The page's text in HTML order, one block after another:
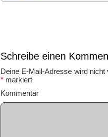
Schreibe einen
Deine E-Mail-Adresse wird nicht
* markiert